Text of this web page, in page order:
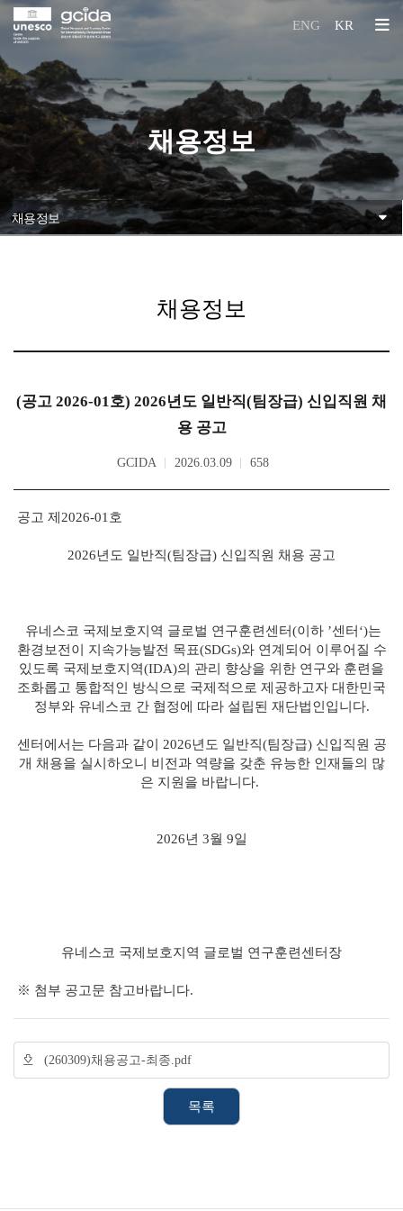
본문 바로가기
국제보호지역
글로벌 연구훈련센터
ENG KR
채용정보
소식
공지사항
채용정보
채용정보
(공고 2026-01호) 2026년도 일반직(팀장급) 신입직원 채
용 공고
GCIDA 2026.03.09 658
공고 제2026-01호
2026년도 일반직(팀장급) 신입직원 채용 공고
유네스코 국제보호지역 글로벌 연구훈련센터(이하 ’센터 ‘)는
환경보전이 지속가능발전 목표(SDGs)와 연계되어 이루어질 수
있도록 국제보호지역(IDA)의 관리 향상을 위한 연구와 훈련을
조화롭고 통합적인 방식으로 국제적으로 제공하고자 대한민국
정부와 유네스코 간 협정에 따라 설립된 재단법인입니다.
센터에서는 다음과 같이 2026년도 일반직(팀장급) 신입직원 공
개 채용을 실시하오니 비전과 역량을 갖춘 유능한 인재들의 많
은 지원을 바랍니다.
2026년 3월 9일
유네스코 국제보호지역 글로벌 연구훈련센터장
※ 첨부 공고문 참고바랍니다.
(260309)채용공고-최종.pdf
목록